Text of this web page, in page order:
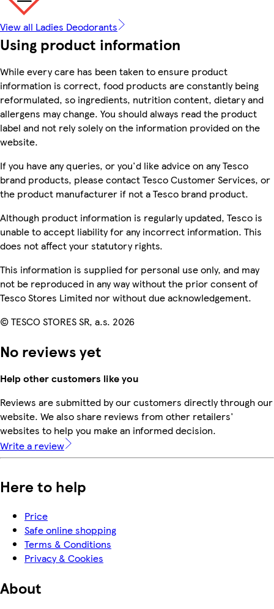
View all Ladies Deodorants
Using product information
While every care has been taken to ensure product
information is correct, food products are constantly being
reformulated, so ingredients, nutrition content, dietary and
allergens may change. You should always read the product
label and not rely solely on the information provided on the
website.
If you have any queries, or you'd like advice on any Tesco
brand products, please contact Tesco Customer Services, or
the product manufacturer if not a Tesco brand product.
Although product information is regularly updated, Tesco is
unable to accept liability for any incorrect information. This
does not affect your statutory rights.
This information is supplied for personal use only, and may
not be reproduced in any way without the prior consent of
Tesco Stores Limited nor without due acknowledgement.
© TESCO STORES SR, a.s. 2026
No reviews yet
Help other customers like you
Reviews are submitted by our customers directly through our
website. We also share reviews from other retailers'
websites to help you make an informed decision.
Write a review
Here to help
Price
Safe online shopping
Terms & Conditions
Privacy & Cookies
About